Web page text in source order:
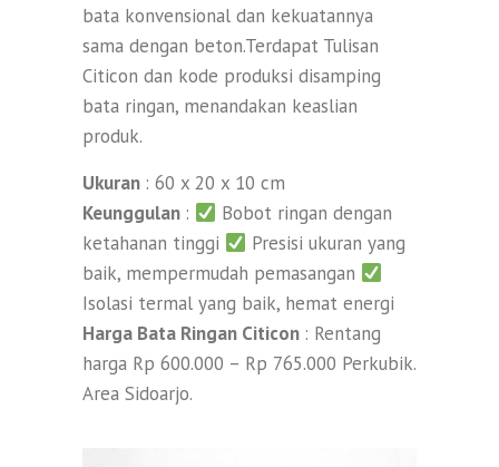
bata konvensional dan kekuatannya
sama dengan beton.Terdapat Tulisan
Citicon dan kode produksi disamping
bata ringan, menandakan keaslian
produk.
Ukuran : 60 x 20 x 10 cm
Keunggulan :
Bobot ringan dengan
ketahanan tinggi
Presisi ukuran yang
baik, mempermudah pemasangan
Isolasi termal yang baik, hemat energi
Harga Bata Ringan Citicon : Rentang
harga Rp 600.000 – Rp 765.000 Perkubik.
Area Sidoarjo.